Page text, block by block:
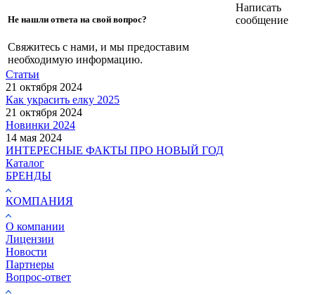
Не нашли ответа на свой вопрос?
Свяжитесь с нами, и мы предоставим
необходимую информацию.
Написать
сообщение
Статьи
21 октября 2024
Как украсить елку 2025
21 октября 2024
Новинки 2024
14 мая 2024
ИНТЕРЕСНЫЕ ФАКТЫ ПРО НОВЫЙ ГОД
Каталог
БРЕНДЫ
КОМПАНИЯ
О компании
Лицензии
Новости
Партнеры
Вопрос-ответ